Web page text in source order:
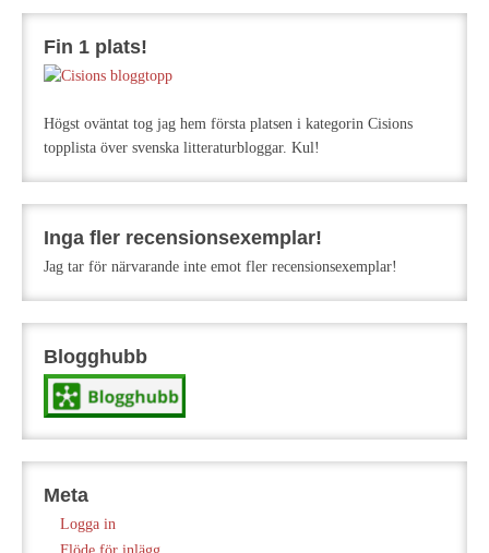
Fin 1 plats!
Högst oväntat tog jag hem första platsen i kategorin Cisions
topplista över svenska litteraturbloggar. Kul!
Inga fler recensionsexemplar!
Jag tar för närvarande inte emot fler recensionsexemplar!
Blogghubb
Meta
Logga in